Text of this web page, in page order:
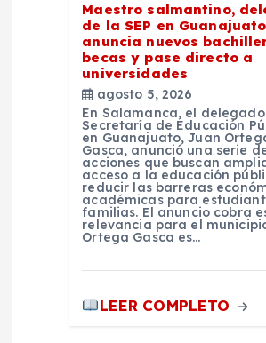
Maestro salmantino,
de la SEP en
anuncia nuevos
becas y pase directo a
universidades
agosto 5, 2026
En Salamanca, el
Secretaría de Educación
en Guanajuato, Juan
Gasca, anunció una serie
acciones que buscan
acceso a la educación
reducir las barreras
académicas para
familias. El anuncio cobra
relevancia para el
Ortega Gasca es…
LEER COMPLETO